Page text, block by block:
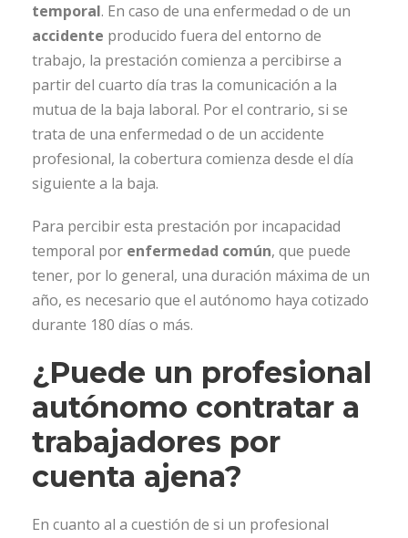
temporal. En caso de una enfermedad o de un
accidente producido fuera del entorno de
trabajo, la prestación comienza a percibirse a
partir del cuarto día tras la comunicación a la
mutua de la baja laboral. Por el contrario, si se
trata de una enfermedad o de un accidente
profesional, la cobertura comienza desde el día
siguiente a la baja.
Para percibir esta prestación por incapacidad
temporal por enfermedad común, que puede
tener, por lo general, una duración máxima de un
año, es necesario que el autónomo haya cotizado
durante 180 días o más.
¿Puede un profesional
autónomo contratar a
trabajadores por
cuenta ajena?
En cuanto al a cuestión de si un profesional